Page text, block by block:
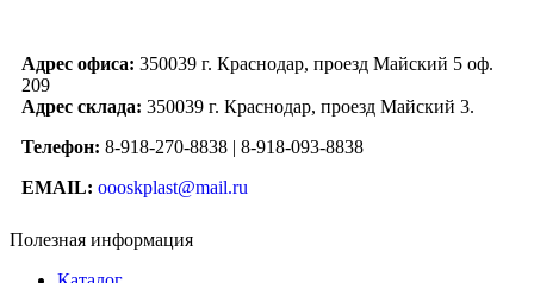
Адрес офиса: 350039 г. Краснодар, проезд Майский 5 оф.
209
Адрес склада: 350039 г. Краснодар, проезд Майский 3.
Телефон: 8-918-270-8838 | 8-918-093-8838
EMAIL: oooskplast@mail.ru
Полезная информация